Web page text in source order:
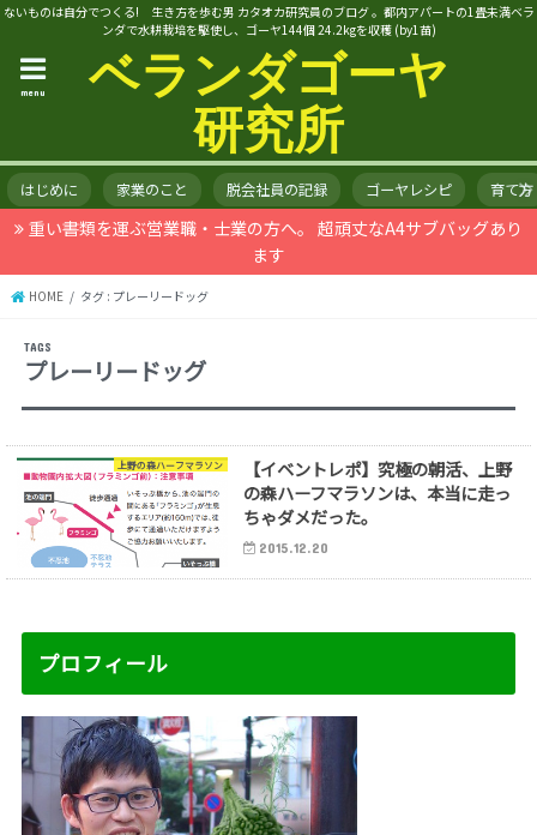
ないものは自分でつくる! 生き方を歩む男 カタオカ研究員のブログ 。都内アパートの1畳未満ベラ
ンダで水耕栽培を駆使し、ゴーヤ144個 24.2kgを収穫 (by1苗)
ベランダゴーヤ
研究所
menu
はじめに 家業のこと 脱会社員の記録 ゴーヤレシピ 育て方
重い書類を運ぶ営業職・士業の方へ。 超頑丈なA4サブバッグあり
ます
HOME タグ : プレーリードッグ
プレーリードッグ
上野の森ハーフマラソン
【イベントレポ】究極の朝活、上野
の森ハーフマラソンは、本当に走っ
ちゃダメだった。
2015.12.20
プロフィール